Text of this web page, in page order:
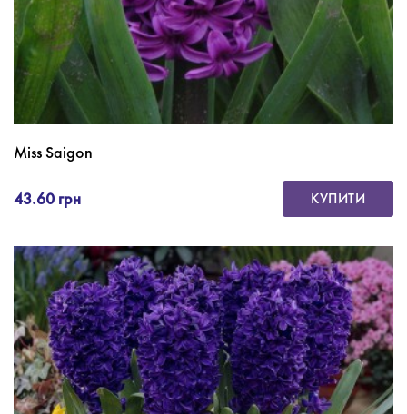
Miss Saigon
43.60 грн КУПИТИ